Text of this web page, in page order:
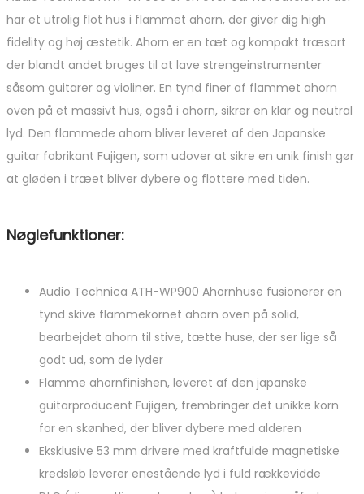
har et utrolig flot hus i flammet ahorn, der giver dig high
fidelity og høj æstetik. Ahorn er en tæt og kompakt træsort
der blandt andet bruges til at lave strengeinstrumenter
såsom guitarer og violiner. En tynd finer af flammet ahorn
oven på et massivt hus, også i ahorn, sikrer en klar og neutral
lyd. Den flammede ahorn bliver leveret af den Japanske
guitar fabrikant Fujigen, som udover at sikre en unik finish gør
at gløden i træet bliver dybere og flottere med tiden.
Nøglefunktioner:
Audio Technica ATH-WP900 Ahornhuse fusionerer en
tynd skive flammekornet ahorn oven på solid,
bearbejdet ahorn til stive, tætte huse, der ser lige så
godt ud, som de lyder
Flamme ahornfinishen, leveret af den japanske
guitarproducent Fujigen, frembringer det unikke korn
for en skønhed, der bliver dybere med alderen
Eksklusive 53 mm drivere med kraftfulde magnetiske
kredsløb leverer enestående lyd i fuld rækkevidde